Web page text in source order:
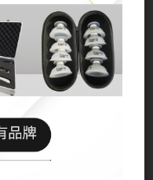
息來啦